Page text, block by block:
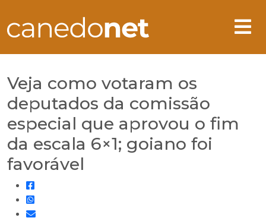
Veja como votaram os
deputados da comissão
especial que aprovou o fim
da escala 6×1; goiano foi
favorável